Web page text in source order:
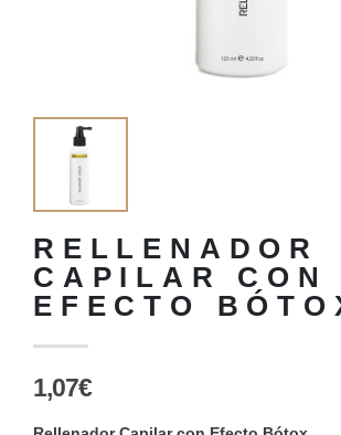
RELLENADOR
CAPILAR CON
EFECTO
1,07€